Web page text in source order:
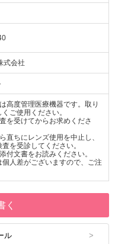
式会社
高度管理医療機器です。取り
ご使用ください。
を受けてからお求めくださ
直ちにレンズ使用を中止し、
を受診してください。
付文書をお読みください。
人差がございますので、ご注
く
ル